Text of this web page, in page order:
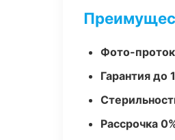
Фото-
Гарантия до
Рассрочка